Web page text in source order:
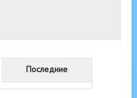
Последние